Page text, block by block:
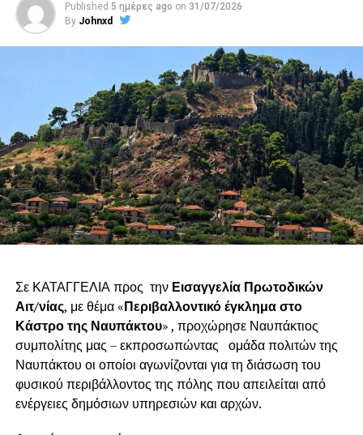
Published 5 ημέρες ago on 31/07/2026
By Johnxd
Σε ΚΑΤΑΓΓΕΛΙΑ προς την Εισαγγελία Πρωτοδικών
Αιτ/νίας, με θέμα «Περιβαλλοντικό έγκλημα στο
Κάστρο της Ναυπάκτου» , προχώρησε Ναυπάκτιος
συμπολίτης μας – εκπροσωπώντας ομάδα πολιτών της
Ναυπάκτου οι οποίοι αγωνίζονται για τη διάσωση του
φυσικού περιβάλλοντος της πόλης που απειλείται από
ενέργειες δημόσιων υπηρεσιών και αρχών.